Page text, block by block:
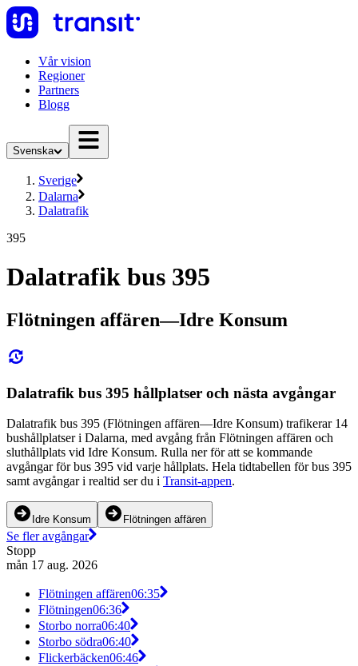
Vår vision
Regioner
Partners
Blogg
Svenska
Sverige
Dalarna
Dalatrafik
395
Dalatrafik bus 395
Flötningen affären—Idre Konsum
Dalatrafik bus 395 hållplatser och nästa avgångar
Dalatrafik bus 395 (Flötningen affären—Idre Konsum) trafikerar 14
bushållplatser i Dalarna, med avgång från Flötningen affären och
sluthållplats vid Idre Konsum. Rulla ner för att se kommande
avgångar för bus 395 vid varje hållplats. Hela tidtabellen för bus 395
samt avgångar i realtid ser du i Transit-appen.
Idre Konsum Flötningen affären
Se fler avgångar
Stopp
mån 17 aug. 2026
Flötningen affären06:35
Flötningen06:36
Storbo norra06:40
Storbo södra06:40
Flickerbäcken06:46